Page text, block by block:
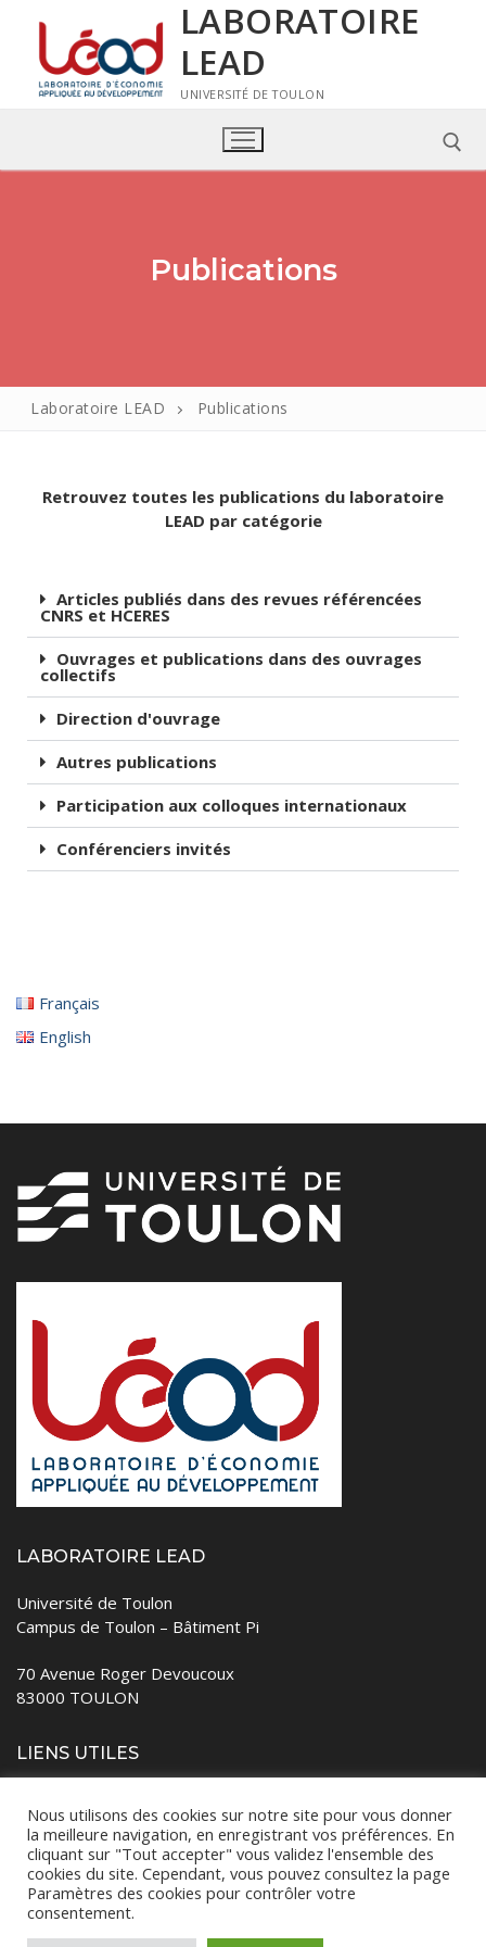
LABORATOIRE
LEAD
UNIVERSITÉ DE TOULON
Laboratoire LEAD
Soutien aux masters de l’UTLN
Professeurs émérites
Doctorants
Espaces, Mobilités, Inégalités
Concurrence, Echanges et Développement Durable
Axes de recherche transverses de l’Université de
Toulon
Documents scientifiques
Revue Région et développement
Activités internationales
Valorisation et Contrats
Colloques et séminaires
Thèses
Contact
Publications
Laboratoire LEAD Publications
Retrouvez toutes les publications du laboratoire
LEAD par catégorie
Articles publiés dans des revues référencées
CNRS et HCERES
Ouvrages et publications dans des ouvrages
collectifs
Direction d'ouvrage
Autres publications
Participation aux colloques internationaux
Conférenciers invités
Français
English
LABORATOIRE LEAD
Université de Toulon
Campus de Toulon – Bâtiment Pi
70 Avenue Roger Devoucoux
83000 TOULON
LIENS UTILES
Revue Région et développement
Nous utilisons des cookies sur notre site pour vous donner
la meilleure navigation, en enregistrant vos préférences. En
cliquant sur "Tout accepter" vous validez l'ensemble des
cookies du site. Cependant, vous pouvez consultez la page
Paramètres des cookies pour contrôler votre
consentement.